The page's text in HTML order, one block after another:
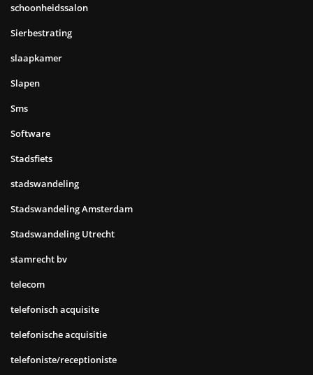
schoonheidssalon
Sierbestrating
slaapkamer
Slapen
Sms
Software
Stadsfiets
stadswandeling
Stadswandeling Amsterdam
Stadswandeling Utrecht
stamrecht bv
telecom
telefonisch acquisite
telefonische acquisitie
telefoniste/receptioniste